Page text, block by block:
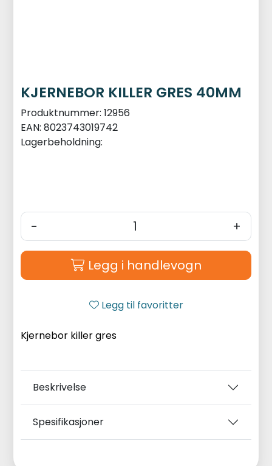
KJERNEBOR KILLER GRES 40MM
Produktnummer: 12956
EAN: 8023743019742
Lagerbeholdning:
- +
Legg i handlevogn
Legg til favoritter
Kjernebor killer gres
Beskrivelse
Spesifikasjoner